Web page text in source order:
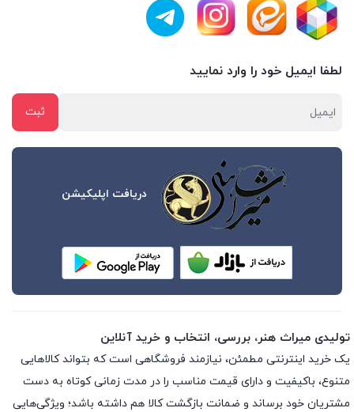
لطفا ایمیل خود را وارد نمایید
دریافت اپلیکیشن
تولیدی میراث هنر، بررسی، انتخاب و خرید آنلاین
یک خرید اینترنتی مطمئن، نیازمند فروشگاهی است که بتواند کالاهایی
متنوع، باکیفیت و دارای قیمت مناسب را در مدت زمانی کوتاه به دست
مشتریان خود برساند و ضمانت بازگشت کالا هم داشته باشد؛ ویژگی‌هایی